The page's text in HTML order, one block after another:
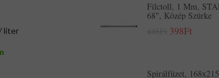
liter
Filctoll, 1 Mm,
68", Közép Szürke
398Ft
Spirálfüzet,